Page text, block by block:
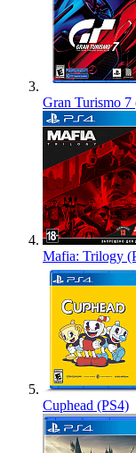
Gran Turismo 7
Mafia: Trilogy
Cuphead (PS4)